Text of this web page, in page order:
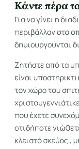
Κάντε πέρα
Για να γίνει η
περιβάλλον στο
δημιουργούνται
Ζητήστε από τα
είναι
τον χώρο του
που έχετε
οτιδήποτε
κλειστό σκεύος ,